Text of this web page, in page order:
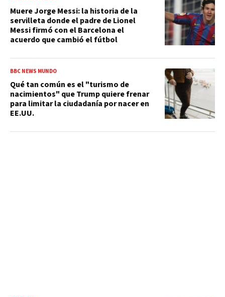
Muere Jorge Messi: la historia de la
servilleta donde el padre de Lionel
Messi firmó con el Barcelona el
acuerdo que cambió el fútbol
BBC NEWS MUNDO
Qué tan común es el "turismo de
nacimientos" que Trump quiere frenar
para limitar la ciudadanía por nacer en
EE.UU.